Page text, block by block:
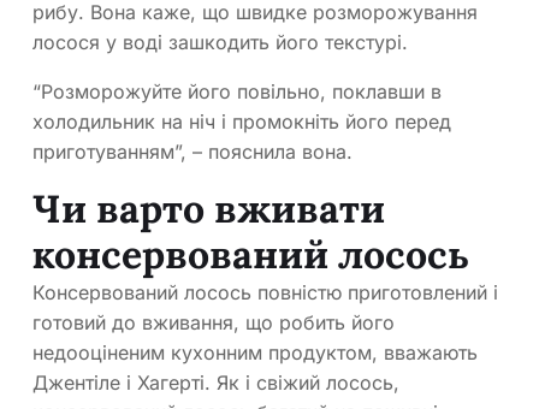
рибу. Вона каже, що швидке розморожування
лосося у воді зашкодить його текстурі.
“Розморожуйте його повільно, поклавши в
холодильник на ніч і промокніть його перед
приготуванням”, – пояснила вона.
Чи варто вживати
консервований лосось
Консервований лосось повністю приготовлений і
готовий до вживання, що робить його
недооціненим кухонним продуктом, вважають
Джентіле і Хагерті. Як і свіжий лосось,